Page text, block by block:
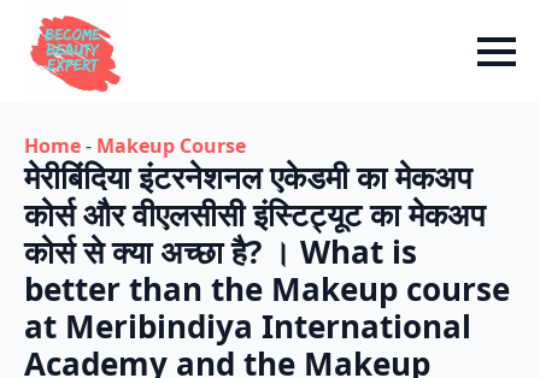
Home- Makeup Course
मेरीबिंदिया इंटरनेशनल एकेडमी का मेकअप
कोर्स और वीएलसीसी इंस्टिट्यूट का मेकअप
कोर्स से क्या अच्छा है? । What is
better than the Makeup course
at Meribindiya International
Academy and the Makeup